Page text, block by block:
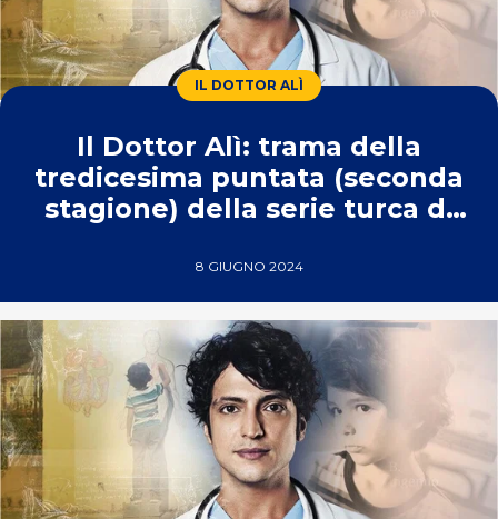
IL DOTTOR ALÌ
Il Dottor Alì: trama della
tredicesima puntata (seconda
stagione) della serie turca di
8 GIUGNO 2024